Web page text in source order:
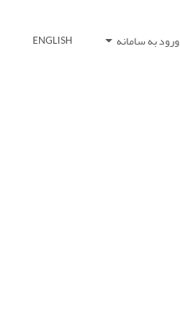
ورود به سامانه ENGLISH